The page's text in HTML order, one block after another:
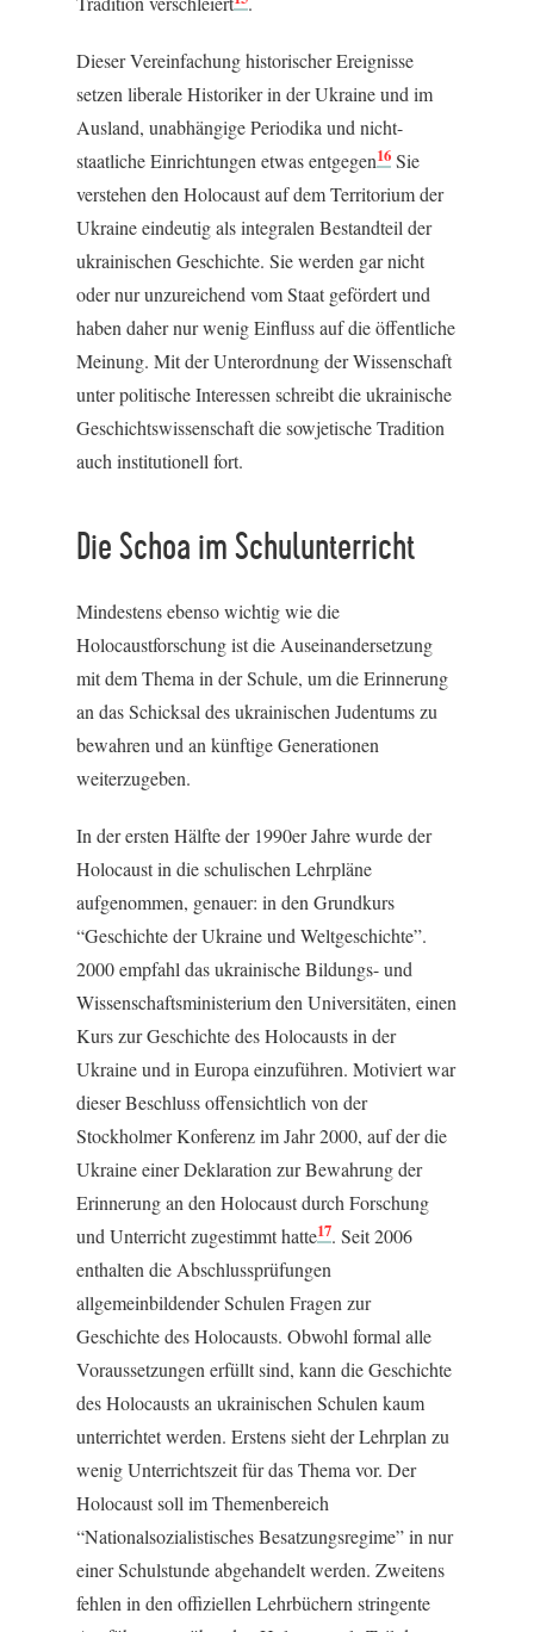
Dieser Vereinfachung historischer Ereignisse
setzen liberale Historiker in der Ukraine und im
Ausland, unabhängige Periodika und nicht-
staatliche Einrichtungen etwas entgegen16 Sie
verstehen den Holocaust auf dem Territorium der
Ukraine eindeutig als integralen Bestandteil der
ukrainischen Geschichte. Sie werden gar nicht
oder nur unzureichend vom Staat gefördert und
haben daher nur wenig Einfluss auf die öffentliche
Meinung. Mit der Unterordnung der Wissenschaft
unter politische Interessen schreibt die ukrainische
Geschichtswissenschaft die sowjetische Tradition
auch institutionell fort.
Die Schoa im Schulunterricht
Mindestens ebenso wichtig wie die
Holocaustforschung ist die Auseinandersetzung
mit dem Thema in der Schule, um die Erinnerung
an das Schicksal des ukrainischen Judentums zu
bewahren und an künftige Generationen
weiterzugeben.
In der ersten Hälfte der 1990er Jahre wurde der
Holocaust in die schulischen Lehrpläne
aufgenommen, genauer: in den Grundkurs
“Geschichte der Ukraine und Weltgeschichte”.
2000 empfahl das ukrainische Bildungs- und
Wissenschaftsministerium den Universitäten, einen
Kurs zur Geschichte des Holocausts in der
Ukraine und in Europa einzuführen. Motiviert war
dieser Beschluss offensichtlich von der
Stockholmer Konferenz im Jahr 2000, auf der die
Ukraine einer Deklaration zur Bewahrung der
Erinnerung an den Holocaust durch Forschung
und Unterricht zugestimmt hatte17. Seit 2006
enthalten die Abschlussprüfungen
allgemeinbildender Schulen Fragen zur
Geschichte des Holocausts. Obwohl formal alle
Voraussetzungen erfüllt sind, kann die Geschichte
des Holocausts an ukrainischen Schulen kaum
unterrichtet werden. Erstens sieht der Lehrplan zu
wenig Unterrichtszeit für das Thema vor. Der
Holocaust soll im Themenbereich
“Nationalsozialistisches Besatzungsregime” in nur
einer Schulstunde abgehandelt werden. Zweitens
fehlen in den offiziellen Lehrbüchern stringente